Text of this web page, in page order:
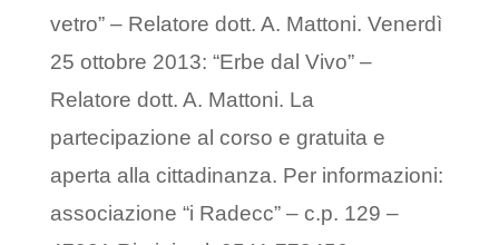
vetro” – Relatore dott. A. Mattoni. Venerdì
25 ottobre 2013: “Erbe dal Vivo” –
Relatore dott. A. Mattoni. La
partecipazione al corso e gratuita e
aperta alla cittadinanza. Per informazioni:
associazione “i Radecc” – c.p. 129 –